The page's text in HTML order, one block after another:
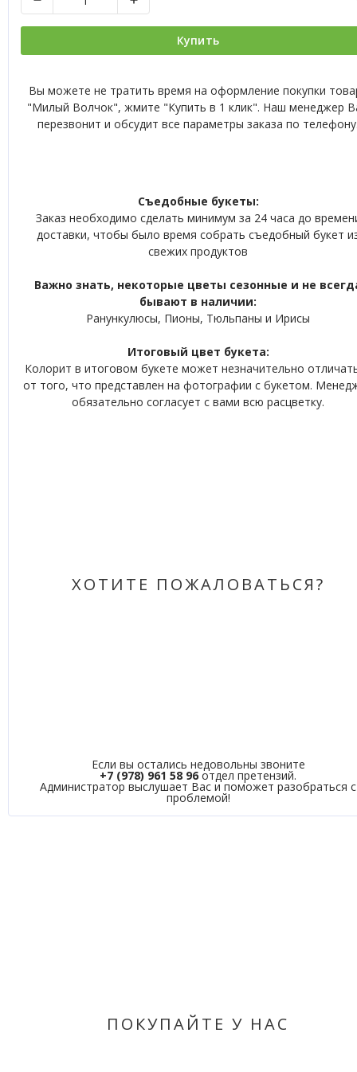
Купить
Вы можете не тратить время на оформление покупки
"Милый Волчок", жмите "Купить в 1 клик". Наш менеджер
перезвонит и обсудит все параметры заказа по
Съедобные букеты:
Заказ необходимо сделать минимум за 24 часа до
доставки, чтобы было время собрать съедобный букет
свежих продуктов
Важно знать, некоторые цветы сезонные и не
бывают в наличии:
Ранункулюсы, Пионы, Тюльпаны и Ирисы
Итоговый цвет букета:
Колорит в итоговом букете может незначительно
от того, что представлен на фотографии с букетом.
обязательно согласует с вами всю расцветку.
ХОТИТЕ ПОЖАЛОВАТЬСЯ?
Если вы остались недовольны звоните
+7 (978) 961 58 96 отдел претензий.
Администратор выслушает Вас и поможет разобраться с
проблемой!
ПОКУПАЙТЕ У НАС